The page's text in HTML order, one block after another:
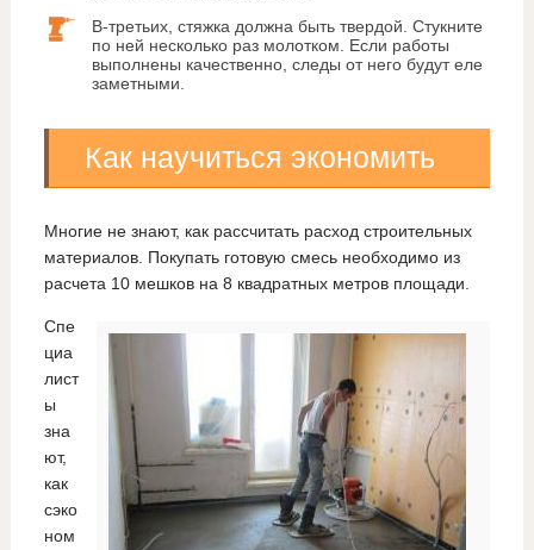
В-третьих, стяжка должна быть твердой. Стукните
по ней несколько раз молотком. Если работы
выполнены качественно, следы от него будут еле
заметными.
Как научиться экономить
Многие не знают, как рассчитать расход строительных
материалов. Покупать готовую смесь необходимо из
расчета 10 мешков на 8 квадратных метров площади.
Спе
циа
лист
ы
зна
ют,
как
сэко
ном